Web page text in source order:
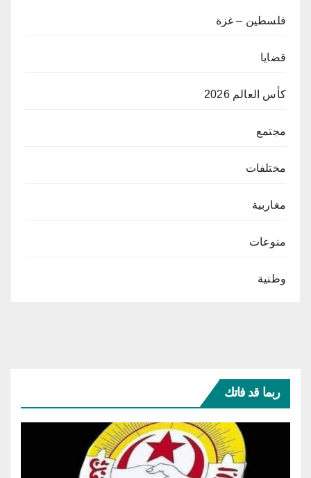
فلسطين – غزة
قضايا
كأس العالم 2026
مجتمع
مختلفات
مغاربية
منوعات
وطنية
ربما قد فاتك